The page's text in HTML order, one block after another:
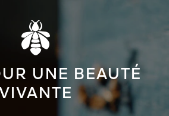
UNE BEAUTÉ
VIVANTE